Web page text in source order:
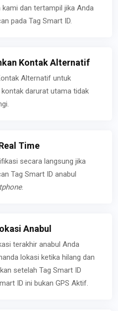
dan tertampil jika Anda
pada Tag Smart ID.
Kontak Alternatif
Alternatif untuk
darurat utama tidak
Time
secara langsung jika
Tag Smart ID anabul
.
Anabul
terakhir anabul Anda
lokasi ketika hilang dan
setelah Tag Smart ID
ID ini bukan GPS Aktif.